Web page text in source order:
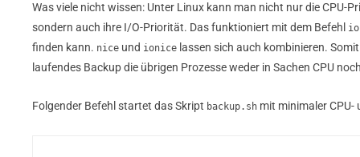
Was viele nicht wissen: Unter Linux kann man nicht nur die CPU-
sondern auch ihre I/O-Priorität. Das funktioniert mit dem Befehl
finden kann. nice und ionice lassen sich auch kombinieren.
laufendes Backup die übrigen Prozesse weder in Sachen CPU
Folgender Befehl startet das Skript backup.sh mit minimaler